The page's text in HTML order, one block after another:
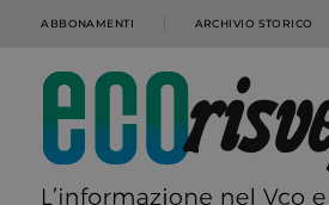
ABBONAMENTI ARCHIVIO STORICO